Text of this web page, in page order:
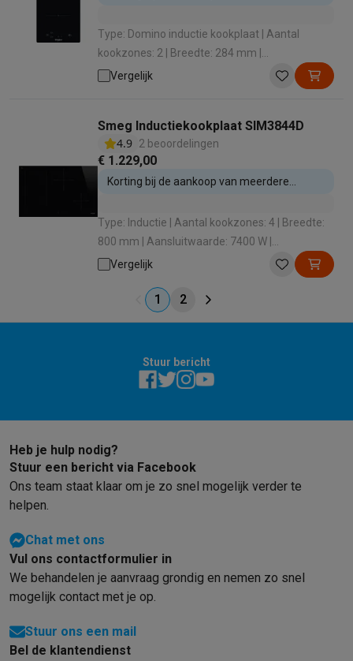
Type: Domino inductie kookplaat | Aantal
kookzones: 2 | Breedte: 284 mm |
Aansluitwaarde: 3700 W | Boosterfunctie: Ja
Vergelijk
Smeg Inductiekookplaat SIM3844D
4.9 2 beoordelingen
€ 1.229,00
Korting bij de aankoop van meerdere
Type: Inductie | Aantal kookzones: 4 | Breedte:
800 mm | Aansluitwaarde: 7400 W |
Boosterfunctie: Ja
Vergelijk
1 2
Stuur bericht
Heb je hulp nodig?
Stuur een bericht via Facebook
Ons team staat klaar om je zo snel mogelijk verder te
helpen.
Chat met ons
Vul ons contactformulier in
We behandelen je aanvraag grondig en nemen zo snel
mogelijk contact met je op.
Stuur ons een mail
Bel de klantendienst